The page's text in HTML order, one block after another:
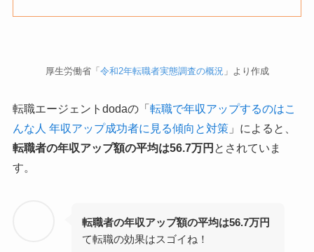
厚生労働省「 令和2年転職者実態調査の概況」より作成
転職エージェントdodaの「 転職で年収アップするのはこ
んな人 年収アップ成功者に見る傾向と対策」によると、
転職者の年収アップ額の平均は56.7万円 とされていま
す。
転職者の年収アップ額の平均は56.7万円
て転職の効果はスゴイね！